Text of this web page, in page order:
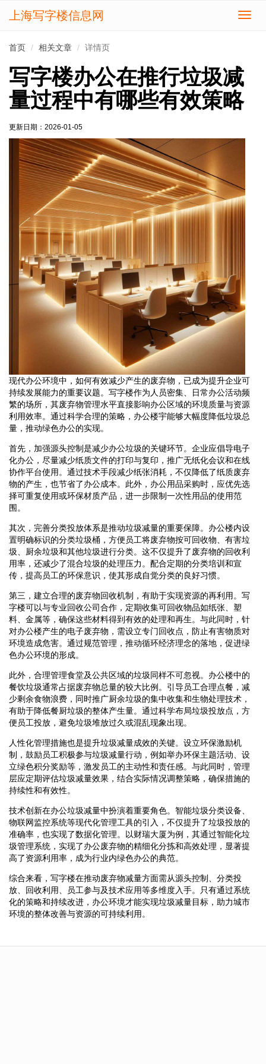
切
上海写字楼信息网
首页 相关文章 详情页
写字楼办公在推行垃圾减
量过程中有哪些有效策略
更新日期： 2026-01-05
现代办公环境中，如何有效减少产生的废弃物，已成为提升企业可
持续发展能力的重要议题。写字楼作为人员密集、日常办公活动频
繁的场所，其废弃物管理水平直接影响办公区域的环境质量与资源
利用效率。通过科学合理的策略，办公楼宇能够大幅度降低垃圾总
量，推动绿色办公的实现。
首先，加强源头控制是减少办公垃圾的关键环节。企业应倡导电子
化办公，尽量减少纸质文件的打印与复印，推广无纸化会议和在线
协作平台使用。通过技术手段减少纸张消耗，不仅降低了纸质废弃
物的产生，也节省了办公成本。此外，办公用品采购时，应优先选
择可重复使用或环保材质产品，进一步限制一次性用品的使用范
围。
其次，完善分类投放体系是推动垃圾减量的重要保障。办公楼内设
置明确标识的分类垃圾桶，方便员工将废弃物按可回收物、有害垃
圾、厨余垃圾和其他垃圾进行分类。这不仅提升了废弃物的回收利
用率，还减少了混合垃圾的处理压力。配合定期的分类培训和宣
传，提高员工的环保意识，使其形成自觉分类的良好习惯。
第三，建立合理的废弃物回收机制，有助于实现资源的再利用。写
字楼可以与专业回收公司合作，定期收集可回收物品如纸张、塑
料、金属等，确保这些材料得到有效的处理和再生。与此同时，针
对办公楼产生的电子废弃物，需设立专门回收点，防止有害物质对
环境造成危害。通过规范管理，推动循环经济理念的落地，促进绿
色办公环境的形成。
此外，合理管理食堂及公共区域的垃圾同样不可忽视。办公楼中的
餐饮垃圾通常占据废弃物总量的较大比例。引导员工合理点餐，减
少剩余食物浪费，同时推广厨余垃圾的集中收集和生物处理技术，
有助于降低餐厨垃圾的整体产生量。通过科学布局垃圾投放点，方
便员工投放，避免垃圾堆放过久或混乱现象出现。
人性化管理措施也是提升垃圾减量成效的关键。设立环保激励机
制，鼓励员工积极参与垃圾减量行动，例如举办环保主题活动、设
立绿色积分奖励等，激发员工的主动性和责任感。与此同时，管理
层应定期评估垃圾减量效果，结合实际情况调整策略，确保措施的
持续性和有效性。
技术创新在办公垃圾减量中扮演着重要角色。智能垃圾分类设备、
物联网监控系统等现代化管理工具的引入，不仅提升了垃圾投放的
准确率，也实现了数据化管理。以财瑞大厦为例，其通过智能化垃
圾管理系统，实现了办公废弃物的精细化分拣和高效处理，显著提
高了资源利用率，成为行业内绿色办公的典范。
综合来看，写字楼在推动废弃物减量方面需从源头控制、分类投
放、回收利用、员工参与及技术应用等多维度入手。只有通过系统
化的策略和持续改进，办公环境才能实现垃圾减量目标，助力城市
环境的整体改善与资源的可持续利用。